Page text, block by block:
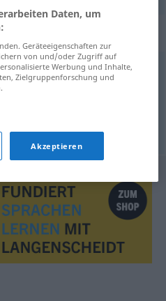
"Zeitraum"
Abstand,Dauer
Daten, um
Geräteeigenschaften zur
von und/oder Zugriff auf
Werbung und Inhalte,
Zielgruppenforschung und
Akzeptieren